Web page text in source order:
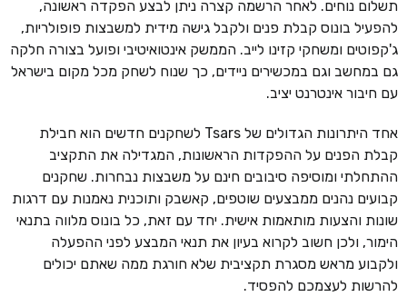
תשלום נוחים. לאחר הרשמה קצרה ניתן לבצע הפקדה ראשונה,
להפעיל בונוס קבלת פנים ולקבל גישה מידית למשבצות פופולריות,
ג'קפוטים ומשחקי קזינו לייב. הממשק אינטואיטיבי ופועל בצורה חלקה
גם במחשב וגם במכשירים ניידים, כך שנוח לשחק מכל מקום בישראל
עם חיבור אינטרנט יציב.
אחד היתרונות הגדולים של Tsars לשחקנים חדשים הוא חבילת
קבלת הפנים על ההפקדות הראשונות, המגדילה את התקציב
ההתחלתי ומוסיפה סיבובים חינם על משבצות נבחרות. שחקנים
קבועים נהנים ממבצעים שוטפים, קאשבק ותוכנית נאמנות עם דרגות
שונות והצעות מותאמות אישית. יחד עם זאת, כל בונוס מלווה בתנאי
הימור, ולכן חשוב לקרוא בעיון את תנאי המבצע לפני ההפעלה
ולקבוע מראש מסגרת תקציבית שלא חורגת ממה שאתם יכולים
להרשות לעצמכם להפסיד.